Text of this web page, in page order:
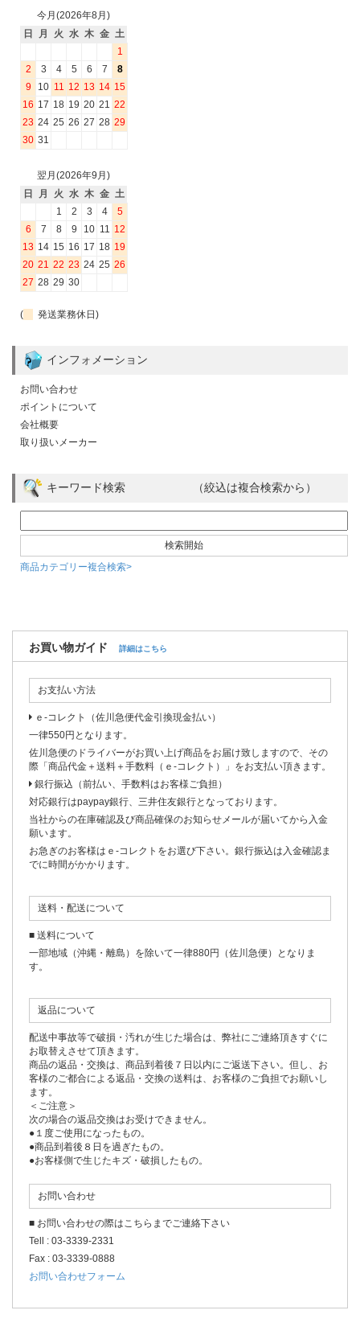
今月(2026年8月)
日
月 火 水 木 金 土
1
2
3 4 5 6 7
8
9
10 11 12 13 14 15
16 17 18 19 20 21 22
23 24 25 26 27 28 29
30 31
翌月(2026年9月)
日
月 火 水 木 金 土
1
2 3 4
5
6
7 8 9 10 11 12
13 14 15 16 17 18 19
20 21 22 23 24 25 26
27 28 29 30
( 発送業務休日)
インフォメーション
お問い合わせ
ポイントについて
会社概要
取り扱いメーカー
キーワード検索 （絞込は複合検索から）
商品カテゴリー複合検索>
お買い物ガイド 詳細はこちら
お支払い方法
ｅ-コレクト（佐川急便代金引換現金払い）
一律550円となります。
佐川急便のドライバーがお買い上げ商品をお届け致しますので、その
際「商品代金＋送料＋手数料（ｅ-コレクト）」をお支払い頂きます。
銀行振込（前払い、手数料はお客様ご負担）
対応銀行はpaypay銀行、三井住友銀行となっております。
当社からの在庫確認及び商品確保のお知らせメールが届いてから入金
願います。
お急ぎのお客様はｅ-コレクトをお選び下さい。銀行振込は入金確認ま
でに時間がかかります。
送料・配送について
■ 送料について
一部地域（沖縄・離島）を除いて一律880円（佐川急便）となりま
す。
返品について
配送中事故等で破損・汚れが生じた場合は、弊社にご連絡頂きすぐに
お取替えさせて頂きます。
商品の返品・交換は、商品到着後７日以内にご返送下さい。但し、お
客様のご都合による返品・交換の送料は、お客様のご負担でお願いし
ます。
＜ご注意＞
次の場合の返品交換はお受けできません。
●１度ご使用になったもの。
●商品到着後８日を過ぎたもの。
●お客様側で生じたキズ・破損したもの。
お問い合わせ
■ お問い合わせの際はこちらまでご連絡下さい
Tell : 03-3339-2331
Fax : 03-3339-0888
お問い合わせフォーム